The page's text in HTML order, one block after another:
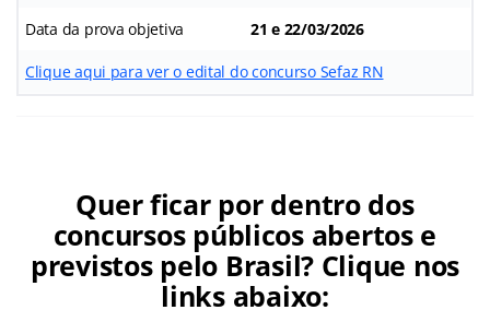
Data da prova objetiva 21 e 22/03/2026
Clique aqui para ver o edital do concurso Sefaz RN
Quer ficar por dentro dos
concursos públicos abertos e
previstos pelo Brasil? Clique nos
links abaixo: